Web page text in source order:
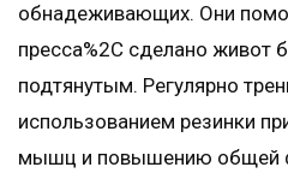
обнадеживающих. Они
пресса%2C сделано живот
подтянутым. Регулярно
использованием резинки
мышц и повышению общей